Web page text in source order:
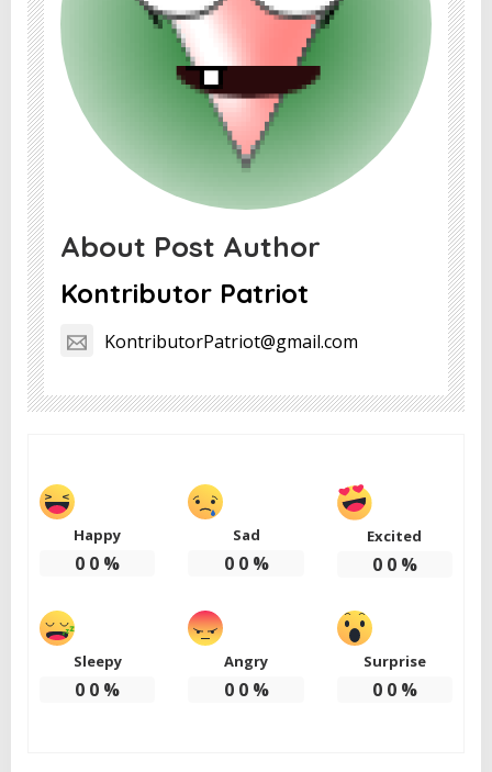
About Post Author
Kontributor Patriot
KontributorPatriot@gmail.com
Happy
0 0 %
Sad
0 0%
Excited
0 0%
Sleepy
0 0 %
Angry
0 0%
Surprise
0 0%